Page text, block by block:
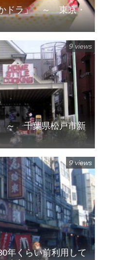
ドラ」 ～ 東京・
～ 千葉県松戸市新
9 views
年くらい前利用して
9 views